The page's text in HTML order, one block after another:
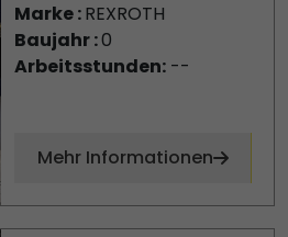
Marke :REXROTH
Baujahr :0
Arbeitsstunden:--
Mehr Informationen